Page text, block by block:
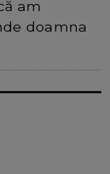
am
doamna